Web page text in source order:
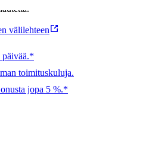
välilehteen
päivää.*
toimituskuluja.
jopa 5 %.*